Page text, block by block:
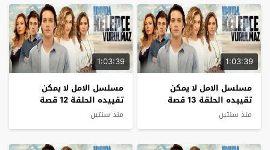
1:03:39
مسلسل الامل لا يمكن
تقييده الحلقة 13 قصة
عشق
منذ سنتين
1:03:39
مسلسل الامل لا يمكن
تقييده الحلقة 12 قصة
عشق
منذ سنتين